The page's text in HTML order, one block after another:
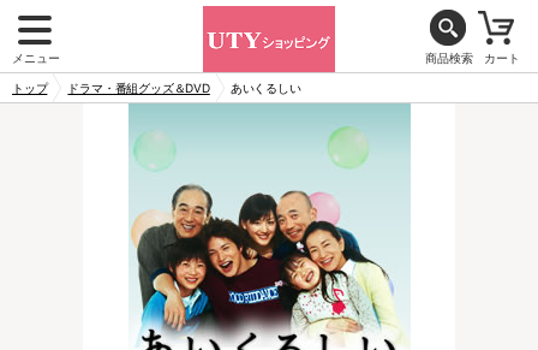
メニュー 商品検索 カート
トップ ドラマ・番組グッズ＆DVD あいくるしい